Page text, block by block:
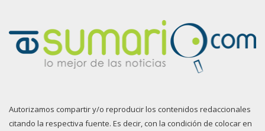
Autorizamos compartir y/o reproducir los contenidos redaccionales
citando la respectiva fuente. Es decir, con la condición de colocar en